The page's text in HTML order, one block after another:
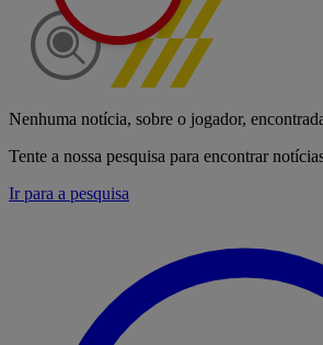
Nenhuma notícia, sobre o jogador,
Tente a nossa pesquisa para encontrar
Ir para a pesquisa